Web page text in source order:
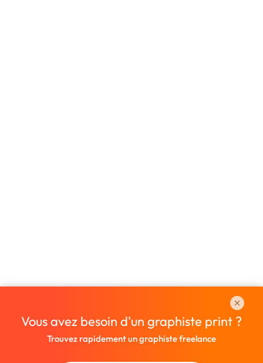
Vous avez besoin d'un graphiste print ?
Trouvez rapidement un graphiste freelance